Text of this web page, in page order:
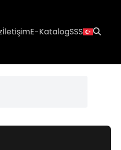
İletişimE-KatalogSSS